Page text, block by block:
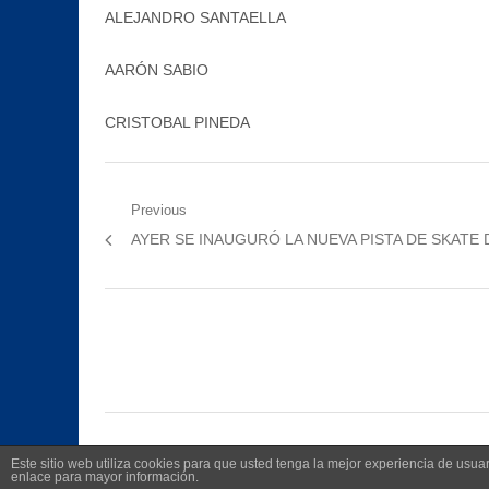
ALEJANDRO SANTAELLA
AARÓN SABIO
CRISTOBAL PINEDA
Navegación
de
entradas
Previous
Previous
AYER SE INAUGURÓ LA NUEVA PISTA DE SKATE
©2026 Radio Televisión Municipal de Manilva
Este sitio web utiliza cookies para que usted tenga la mejor experiencia de
enlace para mayor información.